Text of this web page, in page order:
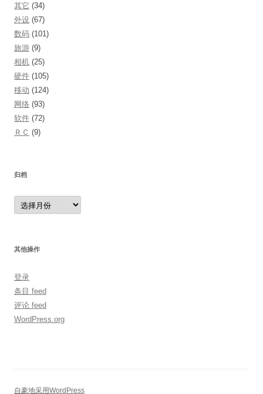
其它 (34)
外设 (67)
数码 (101)
旅游 (9)
相机 (25)
硬件 (105)
移动 (124)
网络 (93)
软件 (72)
ＲＣ (9)
归档
归
档
其他操作
登录
条目 feed
评论 feed
WordPress.org
自豪地采用WordPress